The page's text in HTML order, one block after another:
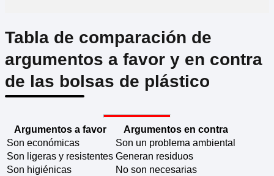
Tabla de comparación de
argumentos a favor y en contra
de las bolsas de plástico
Argumentos a favor
Argumentos en contra
Son económicas
Son un problema ambiental
Son ligeras y resistentes Generan residuos
Son higiénicas
No son necesarias